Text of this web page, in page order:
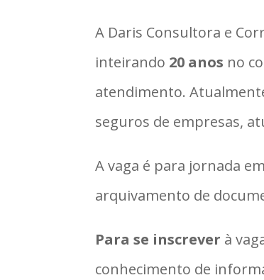
A Daris Consultora e
inteirando 20 anos no
atendimento.
seguros de empresas,
A vaga é para jornada em
arquivamento de
Para se inscrever à
conhecimento de